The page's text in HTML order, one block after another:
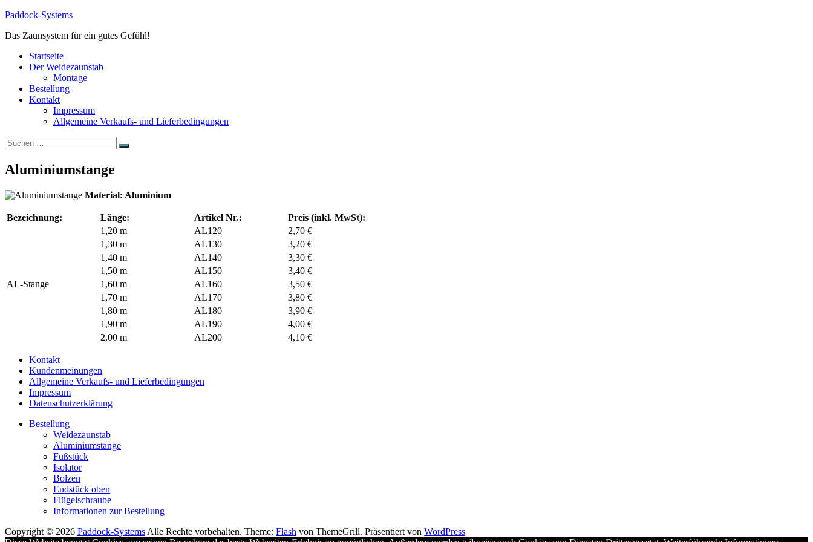
Zum
springen
Paddock-Systems
Das Zaunsystem für ein gutes Gefühl!
Startseite
Der Weidezaunstab
Montage
Bestellung
Kontakt
Impressum
Allgemeine Verkaufs- und Lieferbedingungen
Suchen
nach:
Suchen
Aluminiumstange
Material: Aluminium
Bezeichnung: Länge: Artikel Nr.: Preis (inkl. MwSt):
AL-Stange
1,20 m AL120
2,70 €
1,30 m
AL130
3,20 €
1,40 m
AL140
3,30 €
1,50 m
AL150
3,40 €
1,60 m
AL160
3,50 €
1,70 m
AL170
3,80 €
1,80 m
AL180
3,90 €
1,90 m
AL190
4,00 €
2,00 m
AL200 4,10 €
Kontakt
Kundenmeinungen
Allgemeine Verkaufs- und Lieferbedingungen
Impressum
Datenschutzerklärung
Bestellung
Weidezaunstab
Aluminiumstange
Fußstück
Isolator
Bolzen
Endstück oben
Flügelschraube
Informationen zur Bestellung
Copyright © 2026 Paddock-Systems Alle Rechte vorbehalten. Theme: Flash von ThemeGrill. Präsentiert von WordPress